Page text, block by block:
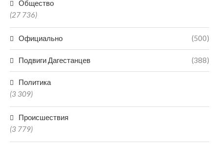
Общество
(27 736)
Официально (500)
Подвиги Дагестанцев (388)
Политика
(3 309)
Происшествия
(3 779)